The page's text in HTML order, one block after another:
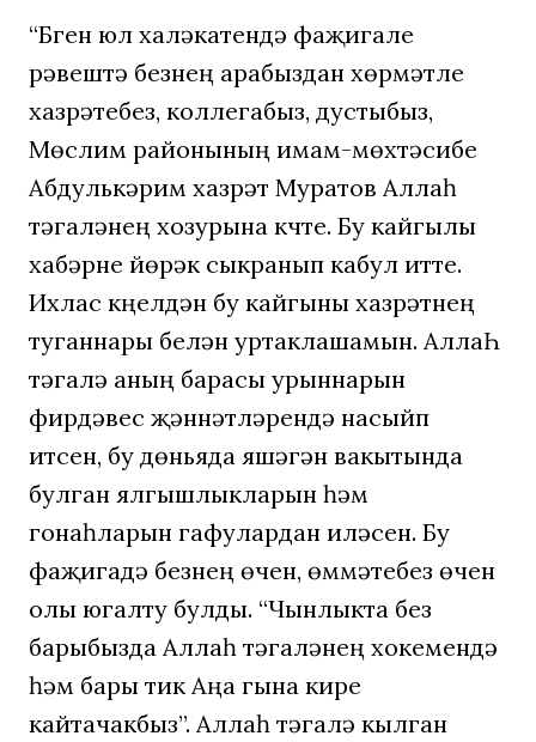
“Бүген юл халәкатендә фаҗигале
рәвештә безнең арабыздан хөрмәтле
хазрәтебез, коллегабыз, дустыбыз,
Мөслим районының имам-мөхтәсибе
Абдулькәрим хазрәт Муратов Аллаһ
тәгаләнең хозурына күчте. Бу кайгылы
хабәрне йөрәк сыкранып кабул итте.
Ихлас күңелдән бу кайгыны хазрәтнең
туганнары белән уртаклашамын. АллаҺ
тәгалә аның барасы урыннарын
фирдәвес җәннәтләрендә насыйп
итсен, бу дөньяда яшәгән вакытында
булган ялгышлыкларын һәм
гонаһларын гафулардан иләсен. Бу
фаҗигадә безнең өчен, өммәтебез өчен
олы югалту булды. “Чынлыкта без
барыбызда Аллаһ тәгаләнең хокемендә
һәм бары тик Аңа гына кире
кайтачакбыз”. Аллаһ тәгалә кылган